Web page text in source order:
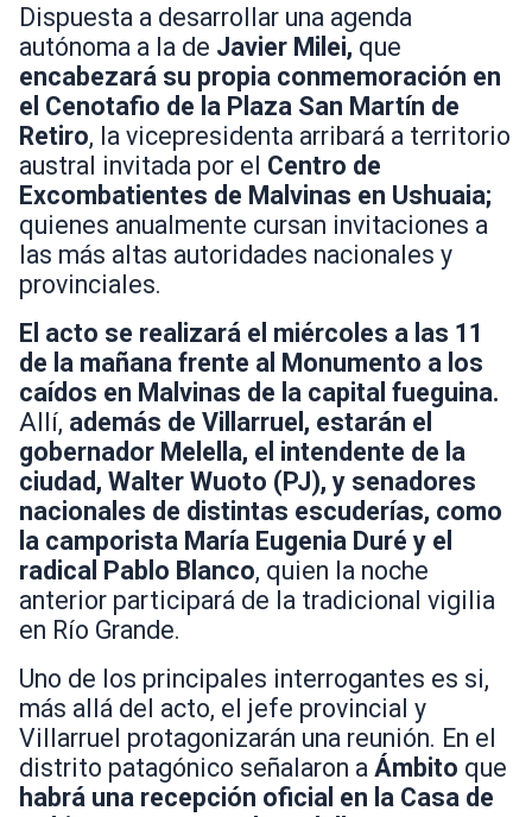
Dispuesta a desarrollar una agenda
autónoma a la de Javier Milei, que
encabezará su propia conmemoración en
el Cenotafio de la Plaza San Martín de
Retiro, la vicepresidenta arribará a territorio
austral invitada por el Centro de
Excombatientes de Malvinas en Ushuaia;
quienes anualmente cursan invitaciones a
las más altas autoridades nacionales y
provinciales.
El acto se realizará el miércoles a las 11
de la mañana frente al Monumento a los
caídos en Malvinas de la capital fueguina.
Allí, además de Villarruel, estarán el
gobernador Melella, el intendente de la
ciudad, Walter Wuoto (PJ), y senadores
nacionales de distintas escuderías, como
la camporista María Eugenia Duré y el
radical Pablo Blanco, quien la noche
anterior participará de la tradicional vigilia
en Río Grande.
Uno de los principales interrogantes es si,
más allá del acto, el jefe provincial y
Villarruel protagonizarán una reunión. En el
distrito patagónico señalaron a Ámbito que
habrá una recepción oficial en la Casa de